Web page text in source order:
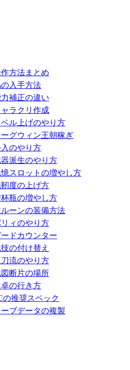
方法まとめ
の入手方法
補正の違い
ャラクリ作成
ベル上げのやり方
ーグウィン王朝稼ぎ
のやり方
派生のやり方
スロットの増やし方
度の上げ方
瓶の増やし方
ルーンの装備方法
ィのやり方
ードカウンター
の付け替え
刀流のやり方
断片の場所
卓の行き方
の推奨スペック
ブデータの複製